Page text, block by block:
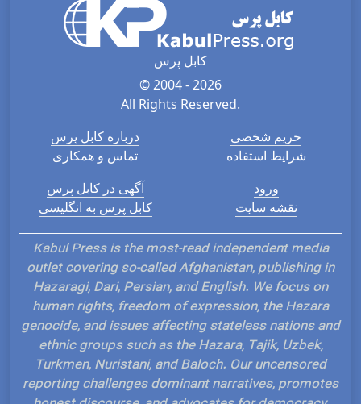
کابل پرس
© 2004 - 2026
All Rights Reserved.
درباره کابل پرس
تماس و همکاری
حریم شخصی
شرایط استفاده
آگهی در کابل پرس
کابل پرس به انگلیسی
ورود
نقشه سایت
Kabul Press is the most-read independent media
outlet covering so-called Afghanistan, publishing in
Hazaragi, Dari, Persian, and English. We focus on
human rights, freedom of expression, the Hazara
genocide, and issues affecting stateless nations and
ethnic groups such as the Hazara, Tajik, Uzbek,
Turkmen, Nuristani, and Baloch. Our uncensored
reporting challenges dominant narratives, promotes